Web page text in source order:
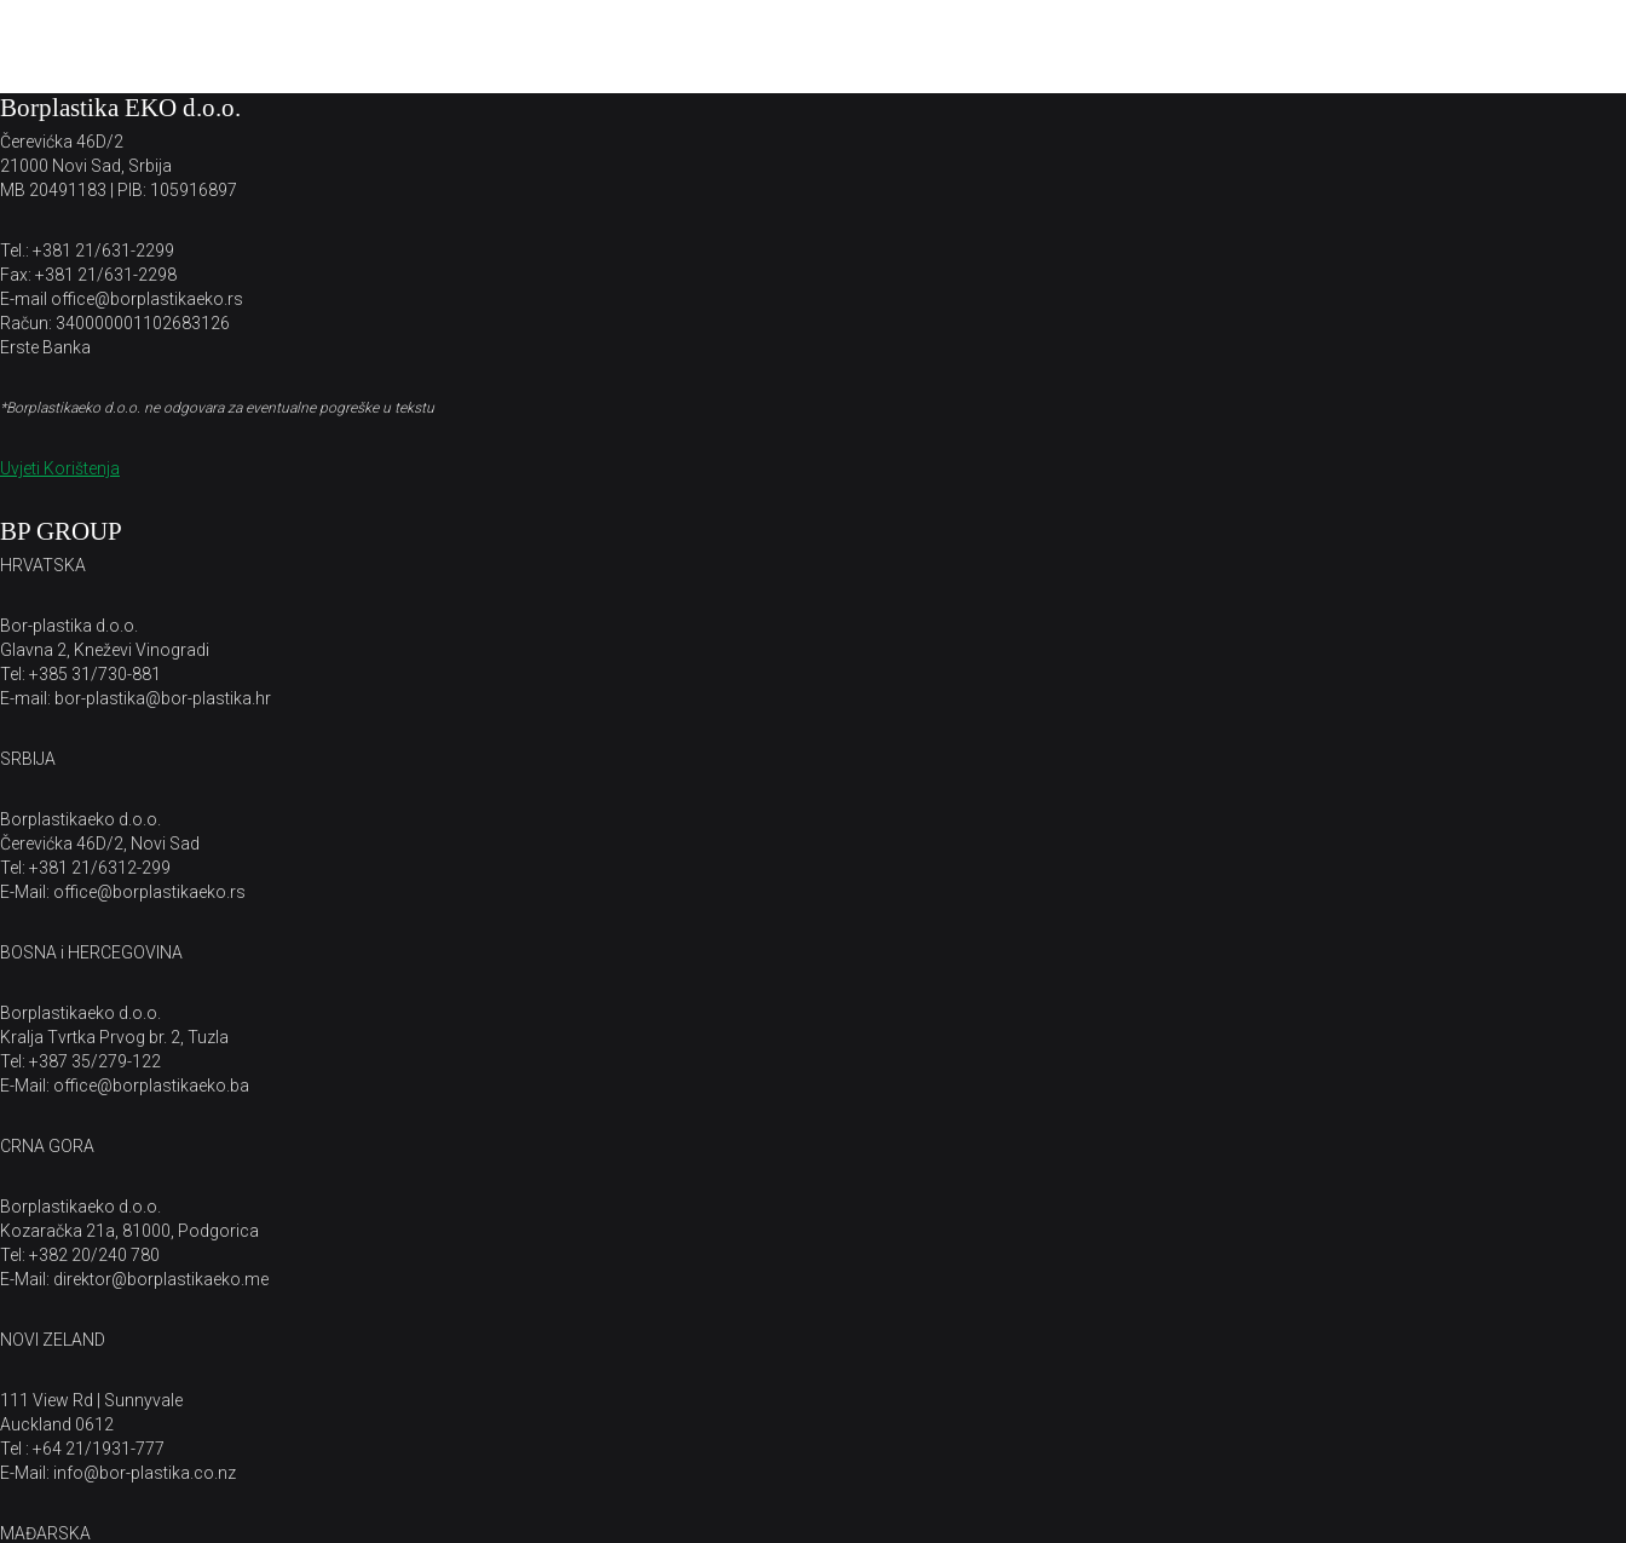
Borplastika EKO d.o.o.
Čerevićka 46D/2
21000 Novi Sad, Srbija
MB 20491183 | PIB: 105916897
Tel.: +381 21/631-2299
Fax: +381 21/631-2298
E-mail office@borplastikaeko.rs
Račun: 340000001102683126
Erste Banka
*Borplastikaeko d.o.o. ne odgovara za eventualne pogreške u tekstu
Uvjeti Korištenja
BP GROUP
HRVATSKA
Bor-plastika d.o.o.
Glavna 2, Kneževi Vinogradi
Tel: +385 31/730-881
E-mail: bor-plastika@bor-plastika.hr
SRBIJA
Borplastikaeko d.o.o.
Čerevićka 46D/2, Novi Sad
Tel: +381 21/6312-299
E-Mail: office@borplastikaeko.rs
BOSNA i HERCEGOVINA
Borplastikaeko d.o.o.
Kralja Tvrtka Prvog br. 2, Tuzla
Tel: +387 35/279-122
E-Mail: office@borplastikaeko.ba
CRNA GORA
Borplastikaeko d.o.o.
Kozaračka 21a, 81000, Podgorica
Tel: +382 20/240 780
E-Mail: direktor@borplastikaeko.me
NOVI ZELAND
111 View Rd | Sunnyvale
Auckland 0612
Tel : +64 21/1931-777
E-Mail: info@bor-plastika.co.nz
MAĐARSKA